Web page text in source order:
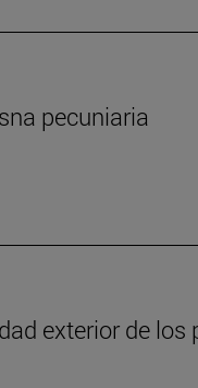
pecuniaria
exterior de los